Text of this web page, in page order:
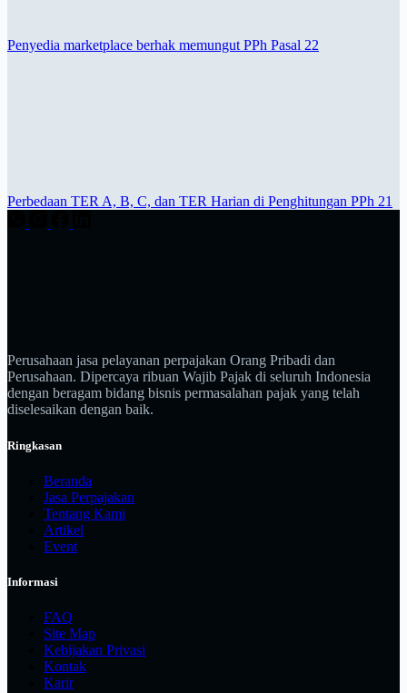
Penyedia marketplace berhak memungut PPh Pasal 22
Perbedaan TER A, B, C, dan TER Harian di Penghitungan PPh 21
Perusahaan jasa pelayanan perpajakan Orang Pribadi dan
Perusahaan. Dipercaya ribuan Wajib Pajak di seluruh Indonesia
dengan beragam bidang bisnis permasalahan pajak yang telah
diselesaikan dengan baik.
Ringkasan
Beranda
Jasa Perpajakan
Tentang Kami
Artikel
Event
Informasi
FAQ
Site Map
Kebijakan Privasi
Kontak
Karir